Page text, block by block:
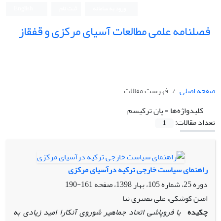
فصلنامه علمی مطالعات آسیای مرکزی و قفقاز
صفحه اصلی
فهرست مقالات
کلیدواژه‌ها =پان‏ ترکیسم
تعداد مقالات:
1
راهنمای سیاست خارجی ترکیه درآسیای مرکزی
دوره 25، شماره 105، بهار 1398، صفحه
161-190
امین کوشکی، علی بصیری ‏نیا
چکیده با فروپاشی اتحاد جماهیر شوروی آنکارا امید زیادی به